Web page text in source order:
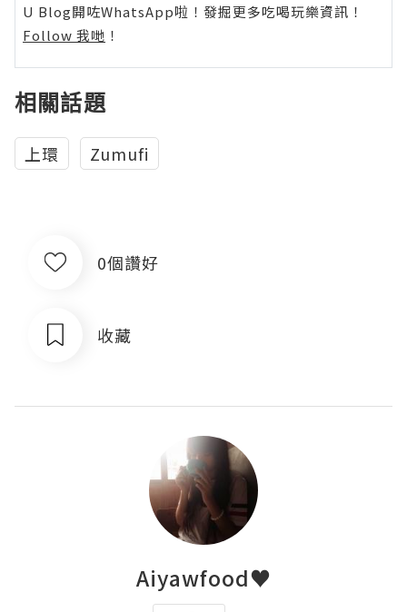
U Blog開咗WhatsApp啦！發掘更多吃喝玩樂資訊！
Follow 我哋 ！
相關話題
上環 Zumufi
0個讚好
收藏
Aiyawfood♥